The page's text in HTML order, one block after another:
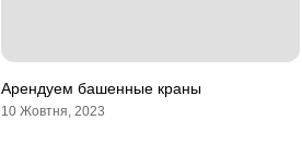
Арендуем башенные краны
10 Жовтня, 2023